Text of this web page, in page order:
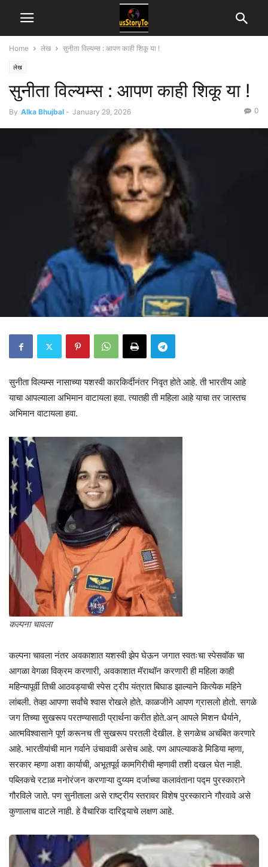
Home लेख सुनीता विल्यम्स : आपण काही शिकू या !
लेख
सुनीता विल्यम्स : आपण काही शिकू या !
By Alka Bhujbal - January 29, 2026 0
सुनीता विल्यम्स नासाच्या यशस्वी कारकिर्दीनंतर निवृत होते आहे. ती भारतीय आहे
याचा आपल्याला अभिमान वाटायला हवा. त्यातही ती महिला आहे याचा तर जास्तच
अभिमान वाटायला हवा.
कल्पना चावला
कल्पना चावला नंतर अवकाशात यशस्वी झेप घेऊन जगात स्वतःचा स्पेसवॉक चा
आगळा वेगळा विक्रम करणारी, अवकाशात मॅराथॉन करणारी ही महिला काही
महिन्यापूर्वी तिची आठवड्याची स्पेस ट्रीप यंत्रात बिघाड झाल्याने कित्येक महिने
लांबली. तेव्हा आपणा सर्वांचे श्वास रोखले होते. काळजीने आपण ग्रासलो होतो. सगळे
जग तिच्या सुखरूप परतण्यासाठी प्रार्थना करीत होते.अन् आपले मिशन धैर्याने,
आत्मविश्वासाने पूर्ण करूनच ती सुखरूप परतली देखील. हे सगळेच अचंबित करणारे
आहे. भारतीयांची मान गर्वाने उंचावावी असेच आहे. पण आपल्याकडे मिडिया म्हणा,
सरकार म्हणा अशा कार्याची, अभूतपूर्व कामगिरीची म्हणावी तशी दखल घेत नाही.
पब्लिकचे रटाळ मनोरंजन करणाऱ्या दुय्यम दर्जाच्या कलावंताना पद्म पुरस्काराने
गौरविले जाते. पण सुनीताला असे राष्ट्रीय स्तरावर विशेष पुरस्काराने गौरवावे असे
कुणालाच वाटले नाही. हे वैचारिक दारिद्र्याचे लक्षण आहे.